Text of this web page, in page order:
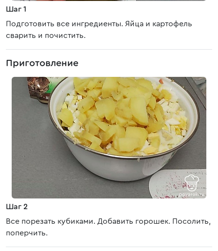
Шаг 1
Подготовить все ингредиенты. Яйца и картофель
сварить и почистить.
Приготовление
Шаг 2
Все порезать кубиками. Добавить горошек. Посолить,
поперчить.